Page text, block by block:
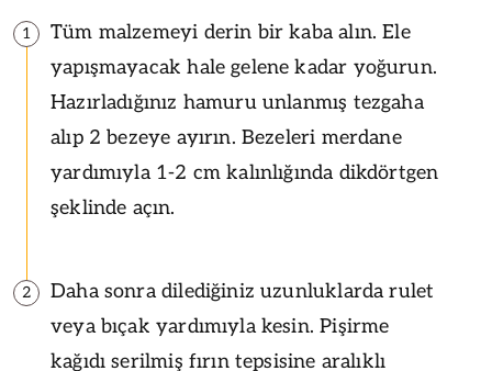
1
Tüm malzemeyi derin bir kaba alın. Ele
yapışmayacak hale gelene kadar yoğurun.
Hazırladığınız hamuru unlanmış tezgaha
alıp 2 bezeye ayırın. Bezeleri merdane
yardımıyla 1-2 cm kalınlığında dikdörtgen
şeklinde açın.
2
Daha sonra dilediğiniz uzunluklarda rulet
veya bıçak yardımıyla kesin. Pişirme
kağıdı serilmiş fırın tepsisine aralıklı